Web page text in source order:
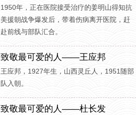
1950年，正在医院接受治疗的姜明山得知抗
美援朝战争爆发后，带着伤病离开医院，赶
赴前线与部队汇合。
致敬最可爱的人——王应邦
王应邦，1927年生，山西灵丘人，1951随部
队入朝。
致敬最可爱的人——杜长发